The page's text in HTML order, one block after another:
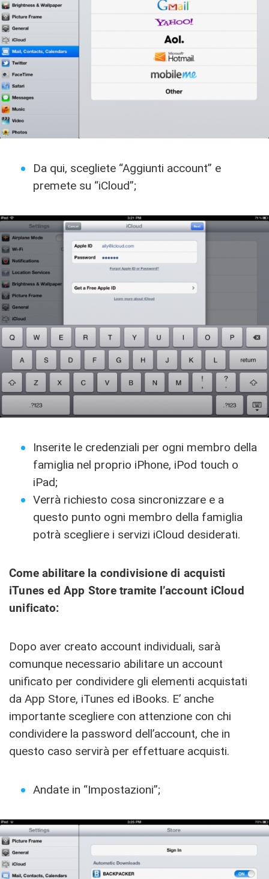
Da qui, scegliete “Aggiunti account” e
premete su “iCloud”;
Inserite le credenziali per ogni membro della
famiglia nel proprio iPhone, iPod touch o
iPad;
Verrà richiesto cosa sincronizzare e a
questo punto ogni membro della famiglia
potrà scegliere i servizi iCloud desiderati.
Come abilitare la condivisione di acquisti
iTunes ed App Store tramite l’account iCloud
unificato:
Dopo aver creato account individuali, sarà
comunque necessario abilitare un account
unificato per condividere gli elementi acquistati
da App Store, iTunes ed iBooks. E’ anche
importante scegliere con attenzione con chi
condividere la password dell’account, che in
questo caso servirà per effettuare acquisti.
Andate in “Impostazioni”;